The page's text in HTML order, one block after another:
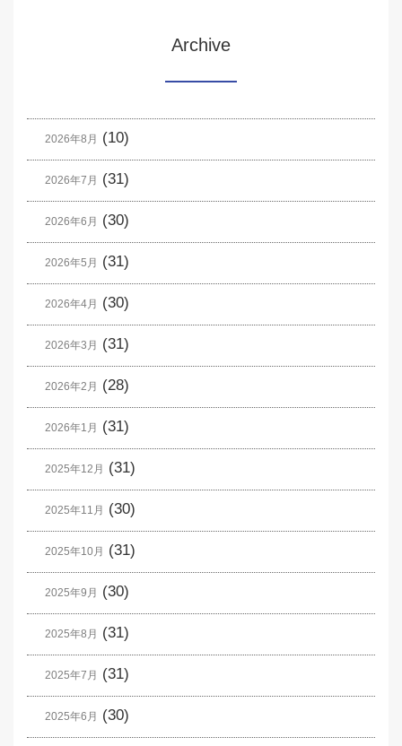
Archive
2026年8月 (10)
2026年7月 (31)
2026年6月 (30)
2026年5月 (31)
2026年4月 (30)
2026年3月 (31)
2026年2月 (28)
2026年1月 (31)
2025年12月 (31)
2025年11月 (30)
2025年10月 (31)
2025年9月 (30)
2025年8月 (31)
2025年7月 (31)
2025年6月 (30)